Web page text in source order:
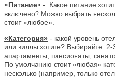
«Питание» - Какое питание
включено? Можно выбрать
стоит «любое».
«Категория» - какой уровень
или виллы хотите? Выбирайте 2-
апартаменты, пансионаты,
По умолчанию стоит «любая»
несколько (например, только